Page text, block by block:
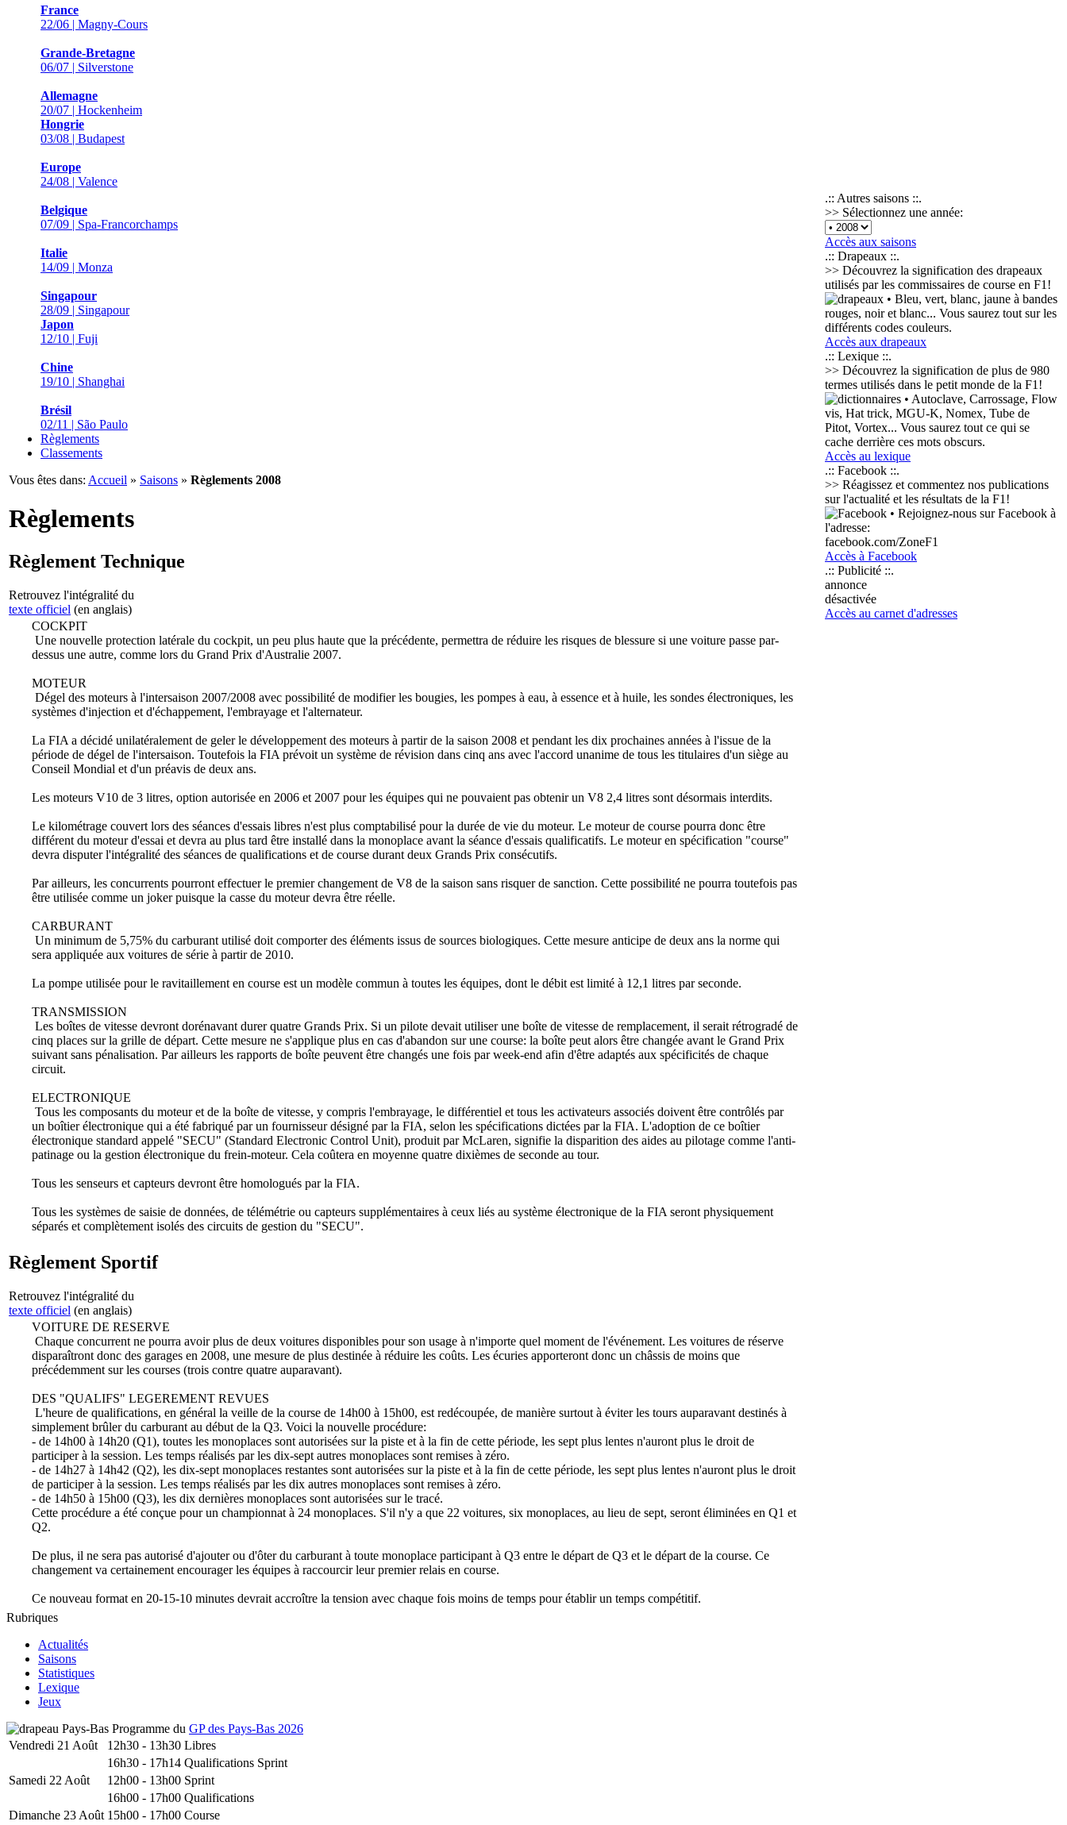
France
22/06 | Magny-Cours
Grande-Bretagne
06/07 | Silverstone
Allemagne
20/07 | Hockenheim
Hongrie
03/08 | Budapest
Europe
24/08 | Valence
Belgique
07/09 | Spa-Francorchamps
Italie
14/09 | Monza
Singapour
28/09 | Singapour
Japon
12/10 | Fuji
Chine
19/10 | Shanghai
Brésil
02/11 | São Paulo
Règlements
Classements
Vous êtes dans: Accueil » Saisons » Règlements 2008
Règlements
Règlement Technique
Retrouvez l'intégralité du
texte officiel (en anglais)
COCKPIT
Une nouvelle protection latérale du cockpit, un peu plus haute que la précédente, permettra de réduire les risques de blessure si une voiture passe par-
dessus une autre, comme lors du Grand Prix d'Australie 2007.
MOTEUR
Dégel des moteurs à l'intersaison 2007/2008 avec possibilité de modifier les bougies, les pompes à eau, à essence et à huile, les sondes électroniques, les
systèmes d'injection et d'échappement, l'embrayage et l'alternateur.
La FIA a décidé unilatéralement de geler le développement des moteurs à partir de la saison 2008 et pendant les dix prochaines années à l'issue de la
période de dégel de l'intersaison. Toutefois la FIA prévoit un système de révision dans cinq ans avec l'accord unanime de tous les titulaires d'un siège au
Conseil Mondial et d'un préavis de deux ans.
Les moteurs V10 de 3 litres, option autorisée en 2006 et 2007 pour les équipes qui ne pouvaient pas obtenir un V8 2,4 litres sont désormais interdits.
Le kilométrage couvert lors des séances d'essais libres n'est plus comptabilisé pour la durée de vie du moteur. Le moteur de course pourra donc être
différent du moteur d'essai et devra au plus tard être installé dans la monoplace avant la séance d'essais qualificatifs. Le moteur en spécification "course"
devra disputer l'intégralité des séances de qualifications et de course durant deux Grands Prix consécutifs.
Par ailleurs, les concurrents pourront effectuer le premier changement de V8 de la saison sans risquer de sanction. Cette possibilité ne pourra toutefois pas
être utilisée comme un joker puisque la casse du moteur devra être réelle.
CARBURANT
Un minimum de 5,75% du carburant utilisé doit comporter des éléments issus de sources biologiques. Cette mesure anticipe de deux ans la norme qui
sera appliquée aux voitures de série à partir de 2010.
La pompe utilisée pour le ravitaillement en course est un modèle commun à toutes les équipes, dont le débit est limité à 12,1 litres par seconde.
TRANSMISSION
Les boîtes de vitesse devront dorénavant durer quatre Grands Prix. Si un pilote devait utiliser une boîte de vitesse de remplacement, il serait rétrogradé de
cinq places sur la grille de départ. Cette mesure ne s'applique plus en cas d'abandon sur une course: la boîte peut alors être changée avant le Grand Prix
suivant sans pénalisation. Par ailleurs les rapports de boîte peuvent être changés une fois par week-end afin d'être adaptés aux spécificités de chaque
circuit.
ELECTRONIQUE
Tous les composants du moteur et de la boîte de vitesse, y compris l'embrayage, le différentiel et tous les activateurs associés doivent être contrôlés par
un boîtier électronique qui a été fabriqué par un fournisseur désigné par la FIA, selon les spécifications dictées par la FIA. L'adoption de ce boîtier
électronique standard appelé "SECU" (Standard Electronic Control Unit), produit par McLaren, signifie la disparition des aides au pilotage comme l'anti-
patinage ou la gestion électronique du frein-moteur. Cela coûtera en moyenne quatre dixièmes de seconde au tour.
Tous les senseurs et capteurs devront être homologués par la FIA.
Tous les systèmes de saisie de données, de télémétrie ou capteurs supplémentaires à ceux liés au système électronique de la FIA seront physiquement
séparés et complètement isolés des circuits de gestion du "SECU".
Règlement Sportif
Retrouvez l'intégralité du
texte officiel (en anglais)
VOITURE DE RESERVE
Chaque concurrent ne pourra avoir plus de deux voitures disponibles pour son usage à n'importe quel moment de l'événement. Les voitures de réserve
disparaîtront donc des garages en 2008, une mesure de plus destinée à réduire les coûts. Les écuries apporteront donc un châssis de moins que
précédemment sur les courses (trois contre quatre auparavant).
DES "QUALIFS" LEGEREMENT REVUES
L'heure de qualifications, en général la veille de la course de 14h00 à 15h00, est redécoupée, de manière surtout à éviter les tours auparavant destinés à
simplement brûler du carburant au début de la Q3. Voici la nouvelle procédure:
- de 14h00 à 14h20 (Q1), toutes les monoplaces sont autorisées sur la piste et à la fin de cette période, les sept plus lentes n'auront plus le droit de
participer à la session. Les temps réalisés par les dix-sept autres monoplaces sont remises à zéro.
- de 14h27 à 14h42 (Q2), les dix-sept monoplaces restantes sont autorisées sur la piste et à la fin de cette période, les sept plus lentes n'auront plus le droit
de participer à la session. Les temps réalisés par les dix autres monoplaces sont remises à zéro.
- de 14h50 à 15h00 (Q3), les dix dernières monoplaces sont autorisées sur le tracé.
Cette procédure a été conçue pour un championnat à 24 monoplaces. S'il n'y a que 22 voitures, six monoplaces, au lieu de sept, seront éliminées en Q1 et
Q2.
De plus, il ne sera pas autorisé d'ajouter ou d'ôter du carburant à toute monoplace participant à Q3 entre le départ de Q3 et le départ de la course. Ce
changement va certainement encourager les équipes à raccourcir leur premier relais en course.
Ce nouveau format en 20-15-10 minutes devrait accroître la tension avec chaque fois moins de temps pour établir un temps compétitif.
.:: Autres saisons ::.
>> Sélectionnez une année:
Accès aux saisons
.:: Drapeaux ::.
>> Découvrez la signification des drapeaux
utilisés par les commissaires de course en F1!
• Bleu, vert, blanc, jaune à bandes
rouges, noir et blanc... Vous saurez tout sur les
différents codes couleurs.
Accès aux drapeaux
.:: Lexique ::.
>> Découvrez la signification de plus de 980
termes utilisés dans le petit monde de la F1!
• Autoclave, Carrossage, Flow
vis, Hat trick, MGU-K, Nomex, Tube de
Pitot, Vortex... Vous saurez tout ce qui se
cache derrière ces mots obscurs.
Accès au lexique
.:: Facebook ::.
>> Réagissez et commentez nos publications
sur l'actualité et les résultats de la F1!
• Rejoignez-nous sur Facebook à
l'adresse:
facebook.com/ZoneF1
Accès à Facebook
.:: Publicité ::.
annonce
désactivée
Accès au carnet d'adresses
Rubriques
Actualités
Saisons
Statistiques
Lexique
Jeux
Programme du GP des Pays-Bas 2026
Vendredi 21 Août
12h30 - 13h30 Libres
16h30 - 17h14 Qualifications Sprint
Samedi 22 Août
12h00 - 13h00 Sprint
16h00 - 17h00 Qualifications
Dimanche 23 Août 15h00 - 17h00 Course